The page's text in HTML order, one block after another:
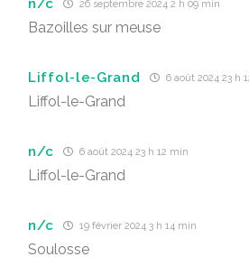
26 septembre 2024 2 h 09 min
Bazoilles sur meuse
Liffol-le-Grand 6 août 2024 23 h
Liffol-le-Grand
n/c 6 août 2024 23 h 12 min
Liffol-le-Grand
n/c 19 février 2024 3 h 14 min
Soulosse